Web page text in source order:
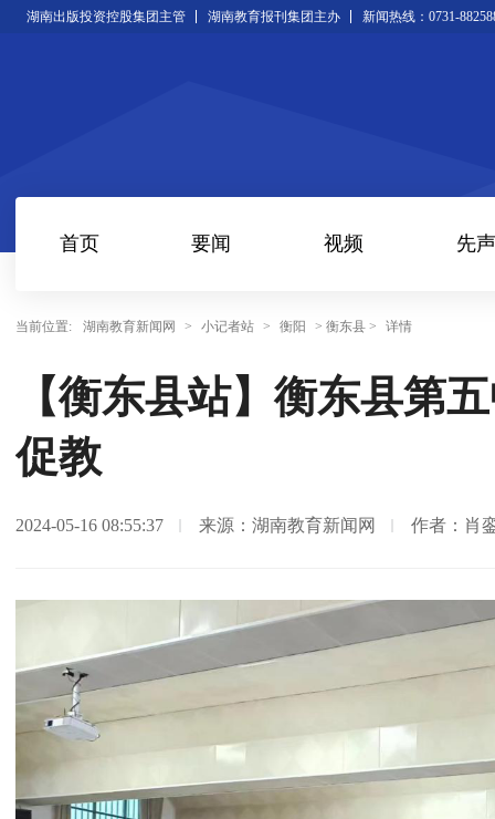
湖南出版投资控股集团主管 湖南教育报刊集团主办 新闻热线：0731-
首页 要闻 视频 先声
当前位置: 湖南教育新闻网 > 小记者站 > 衡阳 > 衡东县 > 详情
【衡东县站】衡东县第
促教
2024-05-16 08:55:37 来源：湖南教育新闻网 作者：肖